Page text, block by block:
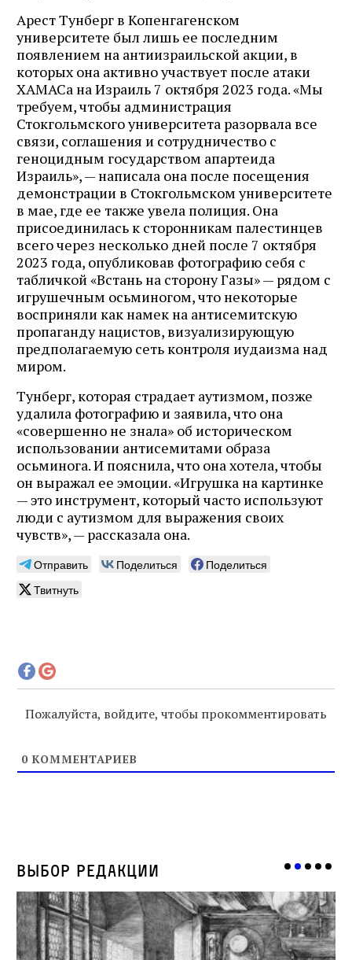
Арест Тунберг в Копенгагенском
университете был лишь ее последним
появлением на антиизраильской акции, в
которых она активно участвует после атаки
ХАМАСа на Израиль 7 октября 2023 года. «Мы
требуем, чтобы администрация
Стокгольмского университета разорвала все
связи, соглашения и сотрудничество с
геноцидным государством апартеида
Израиль», — написала она после посещения
демонстрации в Стокгольмском университете
в мае, где ее также увела полиция. Она
присоединилась к сторонникам палестинцев
всего через несколько дней после 7 октября
2023 года, опубликовав фотографию себя с
табличкой «Встань на сторону Газы» — рядом с
игрушечным осьминогом, что некоторые
восприняли как намек на антисемитскую
пропаганду нацистов, визуализирующую
предполагаемую сеть контроля иудаизма над
миром.
Тунберг, которая страдает аутизмом, позже
удалила фотографию и заявила, что она
«совершенно не знала» об историческом
использовании антисемитами образа
осьминога. И пояснила, что она хотела, чтобы
он выражал ее эмоции. «Игрушка на картинке
— это инструмент, который часто используют
люди с аутизмом для выражения своих
чувств», — рассказала она.
Отправить Поделиться
Поделиться
Твитнуть
Пожалуйста, войдите, чтобы прокомментировать
0 КОММЕНТАРИЕВ
Выбор редакции